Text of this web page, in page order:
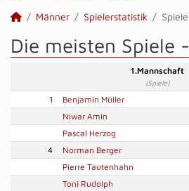
Männer Spielerstatistik Spiele
Die meisten Spiele -
1.Mannschaft
(Spiele)
1 Benjamin Müller
Niwar Amin
Pascal Herzog
4
Norman Berger
Pierre Tautenhahn
Toni Rudolph